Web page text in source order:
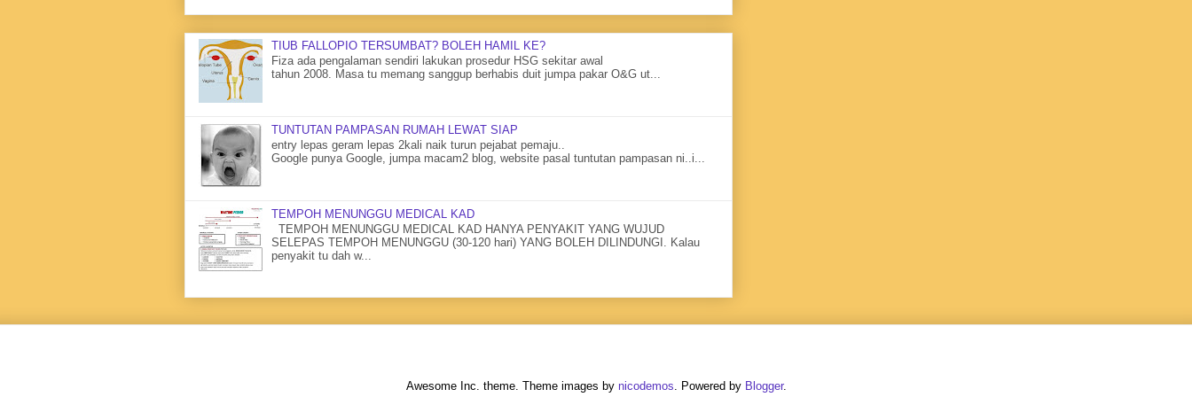
TIUB FALLOPIO TERSUMBAT? BOLEH HAMIL KE?
Fiza ada pengalaman sendiri lakukan prosedur HSG sekitar awal
tahun 2008. Masa tu memang sanggup berhabis duit jumpa pakar O&G ut...
TUNTUTAN PAMPASAN RUMAH LEWAT SIAP
entry lepas geram lepas 2kali naik turun pejabat pemaju..
Google punya Google, jumpa macam2 blog, website pasal tuntutan pampasan ni..i...
TEMPOH MENUNGGU MEDICAL KAD
TEMPOH MENUNGGU MEDICAL KAD HANYA PENYAKIT YANG WUJUD
SELEPAS TEMPOH MENUNGGU (30-120 hari) YANG BOLEH DILINDUNGI. Kalau
penyakit tu dah w...
Awesome Inc. theme. Theme images by nicodemos. Powered by Blogger.